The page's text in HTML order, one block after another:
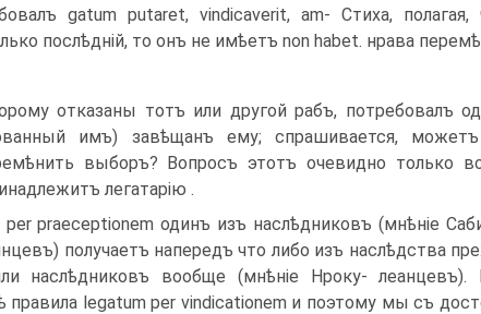
gatum putaret, vindicaverit, am- Стиха,
послѣдній, то онъ не имѣетъ non habet. нрава
отказаны тотъ или другой рабъ, потребовалъ
имъ) завѣщанъ ему; спрашивается,
выборъ? Вопросъ этотъ очевидно только
легата­рію .
praeceptionem одинъ изъ наслѣдниковъ (мнѣніе
полу­чаетъ напередъ что либо изъ наслѣдства
наслѣдниковъ вообще (мнѣніе Нроку-
правила legatum per vindicationem и поэтому мы съ